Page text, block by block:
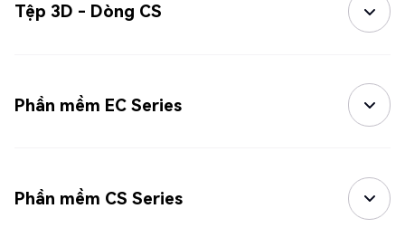
Tệp 3D - Dòng CS
Phần mềm EC Series
Phần mềm CS Series